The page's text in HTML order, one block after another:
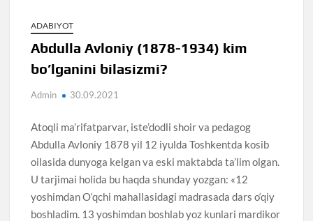
ADABIYOT
Abdulla Avloniy (1878-1934) kim
bo’lganini bilasizmi?
Admin 30.09.2021
Atoqli ma’rifatparvar, iste’dodli shoir va pedagog
Abdulla Avloniy 1878 yil 12 iyulda Toshkentda kosib
oilasida dunyoga kelgan va eski maktabda ta’lim olgan.
U tarjimai holida bu haqda shunday yozgan: «12
yoshimdan O‘qchi mahallasidagi madrasada dars o‘qiy
boshladim. 13 yoshimdan boshlab yoz kunlari mardikor